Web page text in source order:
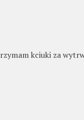
kciuki za